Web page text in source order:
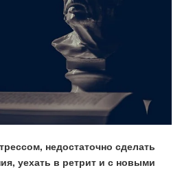
недостаточно сделать
уехать в ретрит и с новыми